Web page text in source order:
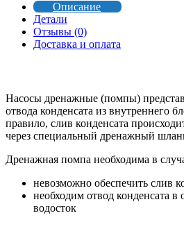
Описание
Детали
Отзывы (0)
Доставка и оплата
Насосы дренажные (помпы)
отвода конденсата из внутреннего
правило, слив конденсата
через специальный дренажный
Дренажная помпа необходима в
невозможно обеспечить слив
необходим отвод конденсата в
водосток